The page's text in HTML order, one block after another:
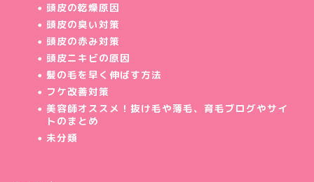
頭皮の乾燥原因
頭皮の臭い対策
頭皮の赤み対策
頭皮ニキビの原因
髪の毛を早く伸ばす方法
フケ改善対策
美容師オススメ！抜け毛や薄毛、育毛ブログやサイ
トのまとめ
未分類